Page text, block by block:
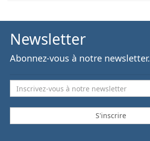
Newsletter
Abonnez-vous à notre newsletter.